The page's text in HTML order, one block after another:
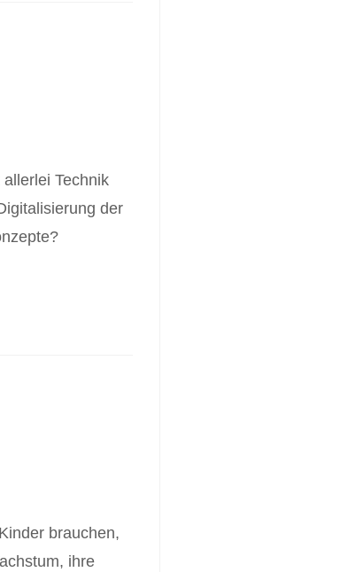
Technik
der
brauchen,
ihre